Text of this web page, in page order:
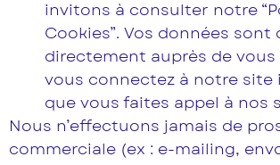
invitons à consulter notre
Cookies”. Vos données
directement auprès de
vous connectez à notre
que vous faites appel à nos
Nous n’effectuons jamais de
commerciale (ex : e-mailing,